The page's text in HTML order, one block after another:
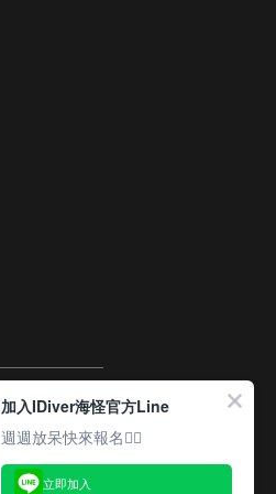
加入IDiver海怪官方Line
週週放呆快來報名👆🏽
立即加入